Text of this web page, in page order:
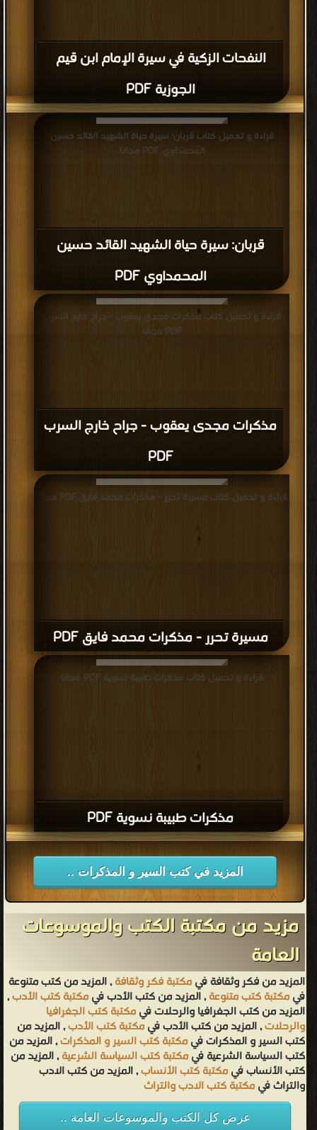
النفحات الزكية في سيرة الإمام ابن قيم
الجوزية PDF
قربان: سيرة حياة الشهيد القائد حسين
المحمداوي PDF
قراءة و تحميل كتاب قربان: سيرة حياة الشهيد القائد حسين
المحمداوي PDF مجانا
مذكرات مجدى يعقوب - جراح خارج السرب
PDF
قراءة و تحميل كتاب مذكرات مجدى يعقوب - جراح خارج السرب
PDF مجانا
مسيرة تحرر - مذكرات محمد فايق PDF
قراءة و تحميل كتاب مسيرة تحرر - مذكرات محمد فايق PDF مجانا
مذكرات طبيبة نسوية PDF
قراءة و تحميل كتاب مذكرات طبيبة نسوية PDF مجانا
المزيد في كتب السير و المذكرات ..
مزيد من مكتبة الكتب والموسوعات
العامة
المزيد من فكر وثقافة فيمكتبة فكر وثقافة, المزيد من كتب متنوعة
فيمكتبة كتب متنوعة, المزيد من كتب الأدب فيمكتبة كتب الأدب,
المزيد من كتب الجغرافيا والرحلات فيمكتبة كتب الجغرافيا
والرحلات, المزيد من كتب الأدب فيمكتبة كتب الأدب, المزيد من
كتب السير و المذكرات فيمكتبة كتب السير و المذكرات, المزيد من
كتب السياسة الشرعية فيمكتبة كتب السياسة الشرعية, المزيد من
كتب الأنساب فيمكتبة كتب الأنساب, المزيد من كتب الادب
والتراث فيمكتبة كتب الادب والتراث
عرض كل الكتب والموسوعات العامة ..